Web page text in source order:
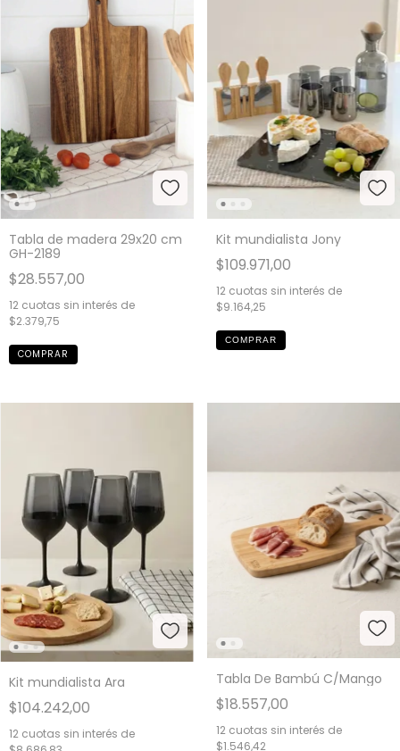
Tabla de madera 29x20 cm
GH-2189
$28.557,00
12 cuotas sin interés de
$2.379,75
Kit mundialista Jony
$109.971,00
12 cuotas sin interés de
$9.164,25
COMPRAR
Kit mundialista Ara
$104.242,00
12 cuotas sin interés de
Tabla De Bambú C/Mango
$18.557,00
12 cuotas sin interés de
$1.546,42